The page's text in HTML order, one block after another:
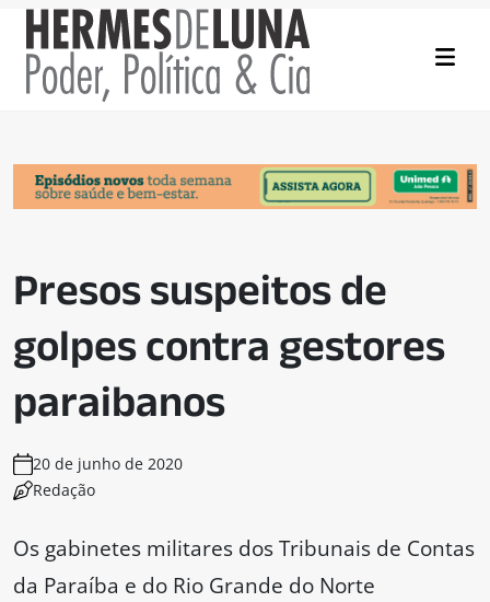
Presos suspeitos de
golpes contra gestores
paraibanos
20 de junho de 2020
Redação
Os gabinetes militares dos Tribunais de Contas
da Paraíba e do Rio Grande do Norte